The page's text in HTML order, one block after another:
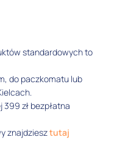
standardowych to
do paczkomatu lub
zł bezpłatna
znajdziesztutaj